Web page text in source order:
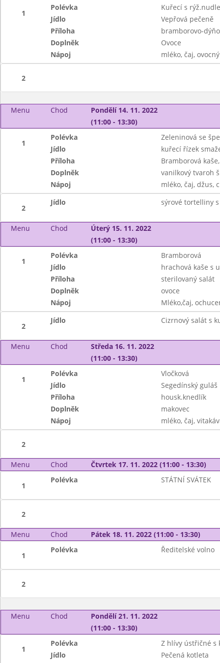
1
Polévka
Kuřecí s
Jídlo
Vepřová pečeně
Příloha
bramborovo-
Doplněk
Ovoce
Nápoj
mléko, čaj,
2
Menu Chod
Pondělí 14. 11. 2022
(11:00 - 13:30)
1
Polévka
Zeleninová se
Jídlo
kuřecí řízek
Příloha
Bramborová
Doplněk
vanilkový tvaroh
Nápoj
mléko, čaj, džus,
2
Jídlo sýrové tortelliny
Menu Chod
Úterý 15. 11. 2022
(11:00 - 13:30)
1
Polévka
Bramborová
Jídlo
hrachová kaše s
Příloha
sterilovaný salát
Doplněk
ovoce
Nápoj
Mléko,čaj,
2
Jídlo Cizrnový salát s
Menu Chod
Středa 16. 11. 2022
(11:00 - 13:30)
1
Polévka
Vločková
Jídlo
Segedínský guláš
Příloha
housk.knedlík
Doplněk
makovec
Nápoj
mléko, čaj,
2
Menu Chod Čtvrtek 17. 11. 2022 (11:00 - 13:30)
1
Polévka STÁTNÍ SVÁTEK
2
Menu Chod Pátek 18. 11. 2022 (11:00 - 13:30)
1
Polévka Ředitelské volno
2
Menu Chod
Pondělí 21. 11. 2022
(11:00 - 13:30)
1
Polévka
Z hlívy ústřičné s
Jídlo
Pečená kotleta